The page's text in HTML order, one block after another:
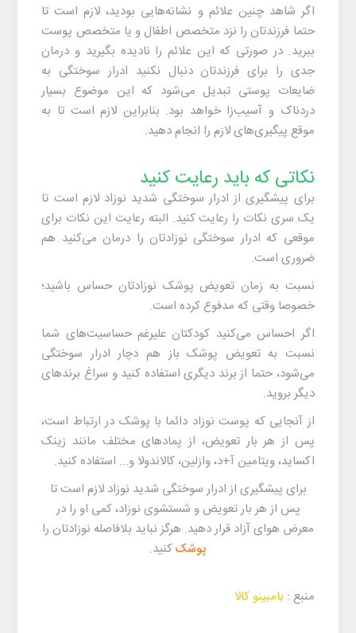
اگر شاهد چنین علائم و نشانه‌هایی بودید، لازم است تا
حتما فرزندتان را نزد متخصص اطفال و یا متخصص پوست
ببرید. در صورتی که این علائم را نادیده بگیرید و درمان
جدی را برای فرزندتان دنبال نکنید ادرار سوختگی به
ضایعات پوستی تبدیل می‌شود که این موضوع بسیار
دردناک و آسیب‌زا خواهد بود. بنابراین لازم است تا به
موقع پیگیری‌های لازم را انجام دهید.
نکاتی که باید رعایت کنید
برای پیشگیری از ادرار سوختگی شدید نوزاد لازم است تا
یک سری نکات را رعایت کنید. البته رعایت این نکات برای
موقعی که ادرار سوختگی نوزادتان را درمان می‌کنید هم
ضروری است.
نسبت به زمان تعویض پوشک نوزادتان حساس باشید؛
خصوصا وقتی که مدفوع کرده است.
اگر احساس می‌کنید کودکتان علیرغم حساسیت‌های شما
نسبت به تعویض پوشک باز هم دچار ادرار سوختگی
می‌شود، حتما از برند دیگری استفاده کنید و سراغ برندهای
دیگر بروید.
از آنجایی که پوست نوزاد دائما با پوشک در ارتباط است،
پس از هر بار تعویض، از پمادهای مختلف مانند زینک
اکساید، ویتامین آ+د، وازلین، کالاندولا و... استفاده کنید.
برای پیشگیری از ادرار سوختگی شدید نوزاد لازم است تا
پس از هر بار تعویض و شستشوی نوزاد، کمی او را در
معرض هوای آزاد قرار دهید. هرگز نباید بلافاصله نوزادتان را
پوشککنید.
منبع : بامبینو کالا